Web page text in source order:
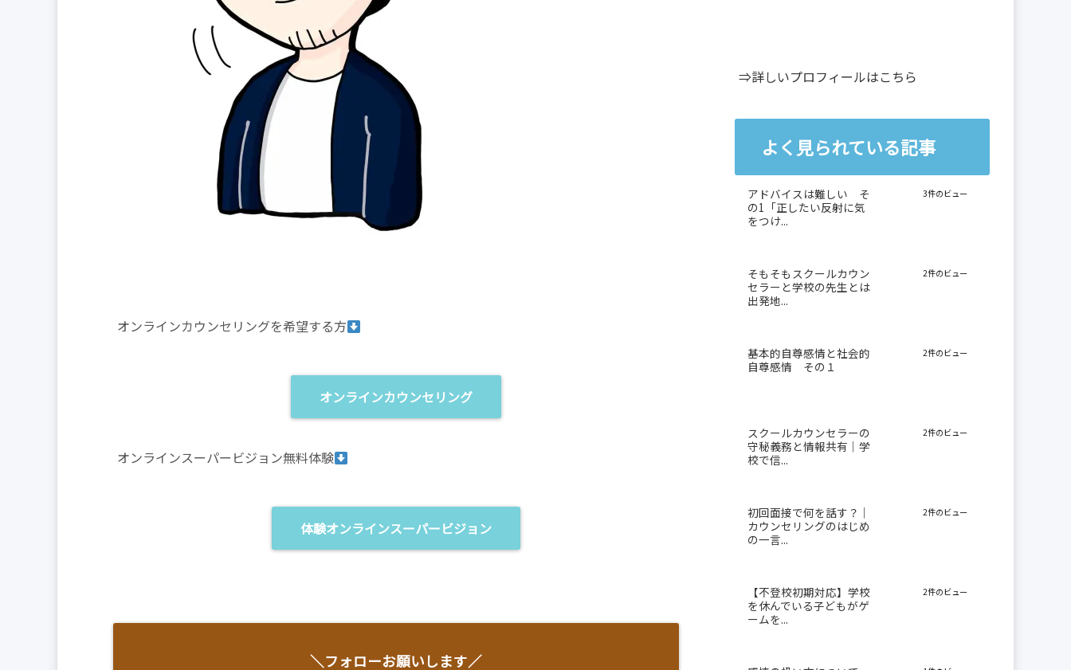
オンラインカウンセリングを希望する方
オンラインカウンセリング
オンラインスーパービジョン無料体験
体験オンラインスーパービジョン
＼フォローお願いします／
⇒詳しいプロフィールはこちら
よく見られている記事
アドバイスは難しい そ
の1「正したい反射に気
をつけ...
3件のビュー
そもそもスクールカウン
セラーと学校の先生とは
出発地...
2件のビュー
基本的自尊感情と社会的
自尊感情 その１
2件のビュー
スクールカウンセラーの
守秘義務と情報共有｜学
校で信...
2件のビュー
初回面接で何を話す？｜
カウンセリングのはじめ
の一言...
2件のビュー
【不登校初期対応】学校
を休んでいる子どもがゲ
ームを...
2件のビュー